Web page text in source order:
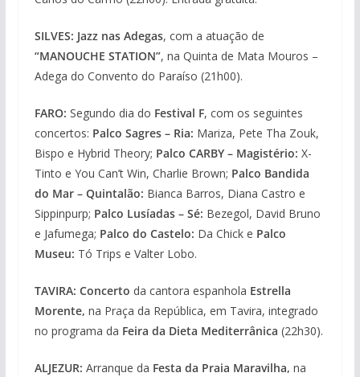
SILVES: Jazz nas Adegas, com a atuação de
“MANOUCHE STATION”, na Quinta de Mata Mouros –
Adega do Convento do Paraíso (21h00).
FARO: Segundo dia do Festival F, com os seguintes
concertos: Palco Sagres – Ria: Mariza, Pete Tha Zouk,
Bispo e Hybrid Theory; Palco CARBY – Magistério: X-
Tinto e You Can’t Win, Charlie Brown; Palco Bandida
do Mar – Quintalão: Bianca Barros, Diana Castro e
Sippinpurp; Palco Lusíadas – Sé: Bezegol, David Bruno
e Jafumega; Palco do Castelo: Da Chick e Palco
Museu: Tó Trips e Valter Lobo.
TAVIRA: Concerto da cantora espanhola Estrella
Morente, na Praça da República, em Tavira, integrado
no programa da Feira da Dieta Mediterrânica (22h30).
ALJEZUR: Arranque da Festa da Praia Maravilha, na